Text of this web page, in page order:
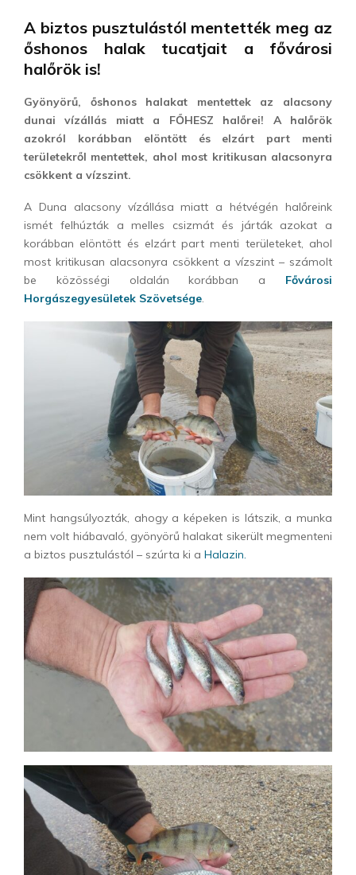
A biztos pusztulástól mentették meg az
őshonos halak tucatjait a fővárosi
halőrök is!
Gyönyörű, őshonos halakat mentettek az alacsony
dunai vízállás miatt a FŐHESZ halőrei! A halőrök
azokról korábban elöntött és elzárt part menti
területekről mentettek, ahol most kritikusan alacsonyra
csökkent a vízszint.
A Duna alacsony vízállása miatt a hétvégén halőreink
ismét felhúzták a melles csizmát és járták azokat a
korábban elöntött és elzárt part menti területeket, ahol
most kritikusan alacsonyra csökkent a vízszint – számolt
be közösségi oldalán korábban a Fővárosi
Horgászegyesületek Szövetsége.
Mint hangsúlyozták, ahogy a képeken is látszik, a munka
nem volt hiábavaló, gyönyörű halakat sikerült megmenteni
a biztos pusztulástól – szúrta ki a Halazin.